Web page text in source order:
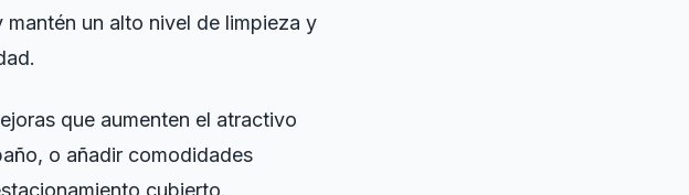
un alto nivel de limpieza y
que aumenten el atractivo
o añadir comodidades
cubierto.